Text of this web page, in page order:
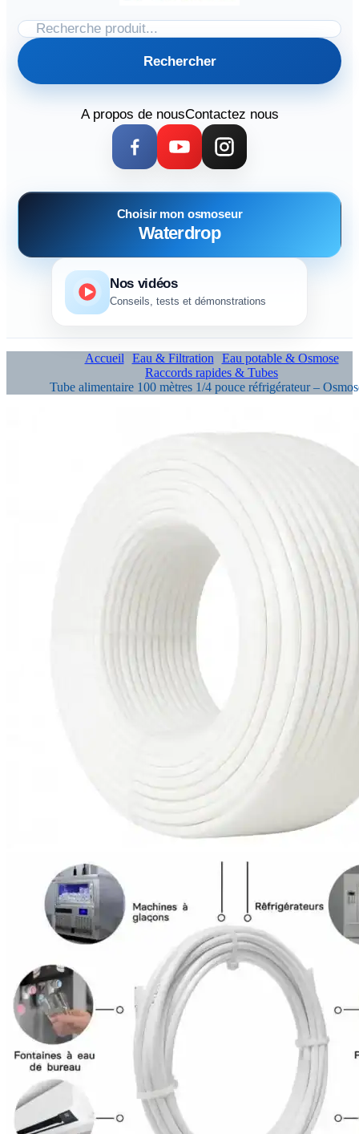
Rechercher
A propos de nousContactez nous
Choisir mon osmoseur
Waterdrop
Nos vidéos
Conseils, tests et démonstrations
Accueil Eau & Filtration
Eau potable & Osmose
Raccords rapides & Tubes
Tube alimentaire 100 mètres 1/4 pouce réfrigérateur –